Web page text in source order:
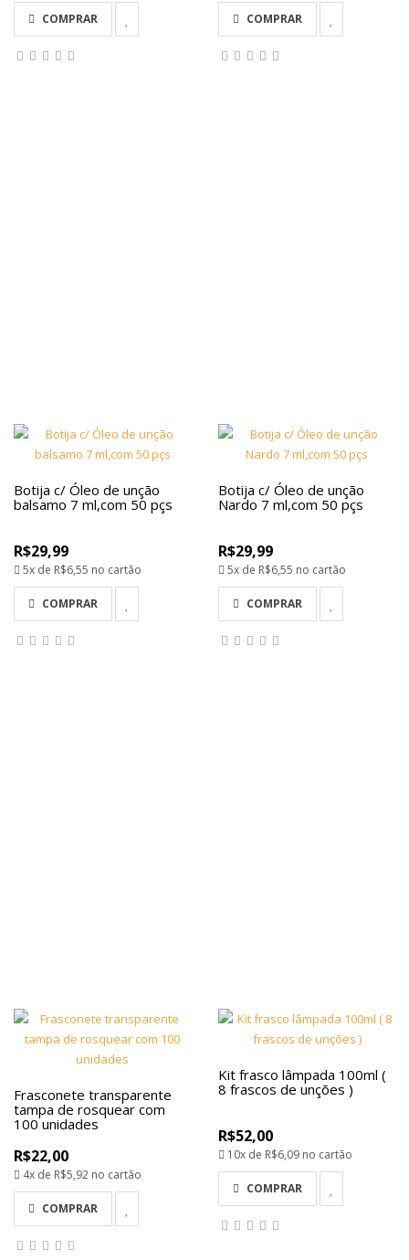
COMPRAR COMPRAR
Botija c/ Óleo de unção
balsamo 7 ml,com 50 pçs
R$29,99
5x de R$6,55 no cartão
COMPRAR
Botija c/ Óleo de unção
Nardo 7 ml,com 50 pçs
R$29,99
5x de R$6,55 no cartão
COMPRAR
Frasconete transparente
tampa de rosquear com
100 unidades
R$22,00
4x de R$5,92 no cartão
COMPRAR
Kit frasco lâmpada 100ml (
8 frascos de unções )
R$52,00
10x de R$6,09 no cartão
COMPRAR